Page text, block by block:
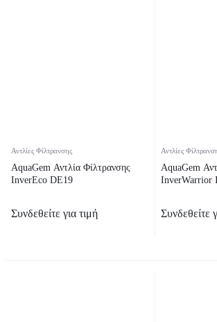
Αντλίες Φίλτρανσης
AquaGem Αντλία Φίλτρανσης
InverEco DE19
Συνδεθείτε για τιμή
Αντλίες
AquaGem
InverWarrior
Συνδεθείτε